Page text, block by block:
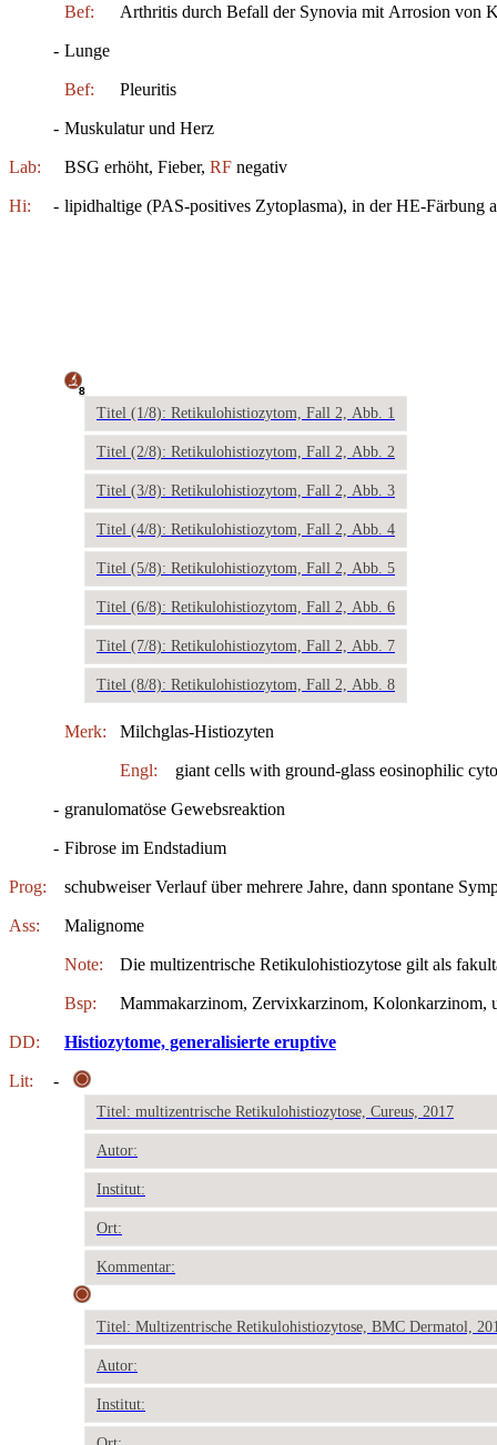
Bef: Arthritis durch Befall der Synovia mit Arrosion von
- Lunge
Bef: Pleuritis
- Muskulatur und Herz
Lab: BSG erhöht, Fieber, RF negativ
Hi: - lipidhaltige (PAS-positives Zytoplasma), in der HE-
8
Titel (1/8): Retikulohistiozytom, Fall 2, Abb. 1
Titel (2/8): Retikulohistiozytom, Fall 2, Abb. 2
Titel (3/8): Retikulohistiozytom, Fall 2, Abb. 3
Titel (4/8): Retikulohistiozytom, Fall 2, Abb. 4
Titel (5/8): Retikulohistiozytom, Fall 2, Abb. 5
Titel (6/8): Retikulohistiozytom, Fall 2, Abb. 6
Titel (7/8): Retikulohistiozytom, Fall 2, Abb. 7
Titel (8/8): Retikulohistiozytom, Fall 2, Abb. 8
Merk: Milchglas-Histiozyten
Engl: giant cells with ground-glass eosinophilic
- granulomatöse Gewebsreaktion
- Fibrose im Endstadium
Prog: schubweiser Verlauf über mehrere Jahre, dann spontane
Ass: Malignome
Note: Die multizentrische Retikulohistiozytose gilt als
Bsp: Mammakarzinom, Zervixkarzinom, Kolonkarzinom,
DD: Histiozytome, generalisierte eruptive
Lit: -
Titel: multizentrische Retikulohistiozytose, Cureus, 2017
Autor:
Institut:
Ort:
Kommentar:
Titel: Multizentrische Retikulohistiozytose, BMC Dermatol,
Autor:
Institut: